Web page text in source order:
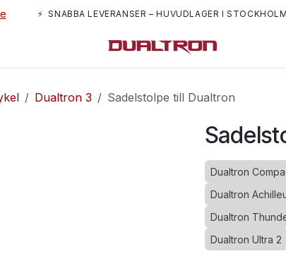
⚡ SNABBA LEVERANSER – HUVUDLAGER I STOCKHOLM
Dualtron 3 Sadelstolpe till Dualtron
Dualtron
Dualtron
Dualtron
Dualtron Ultra 2